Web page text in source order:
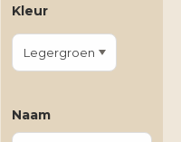
Kleur
Naam